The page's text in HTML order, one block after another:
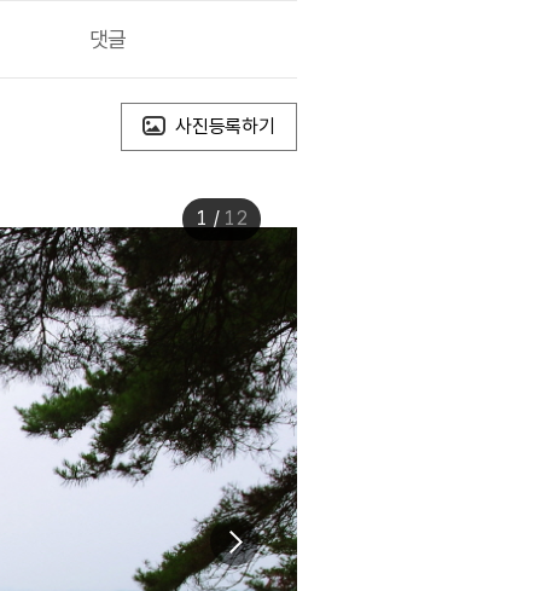
댓글
사진등록하기
1 / 12